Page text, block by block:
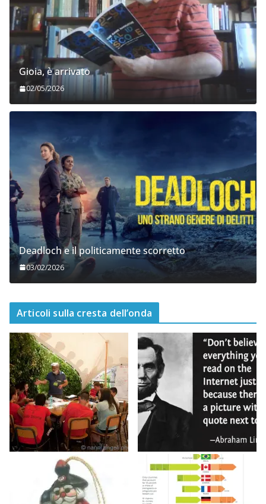
Gioia, è arrivato
02/05/2026
Deadloch e il politicamente scorretto
03/02/2026
Articoli sulla cresta dell’onda